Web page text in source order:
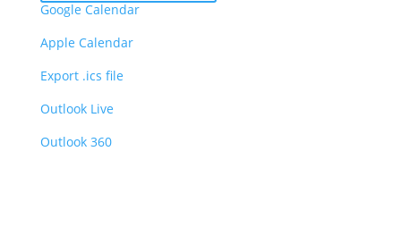
Google Calendar
Apple Calendar
Export .ics file
Outlook Live
Outlook 360